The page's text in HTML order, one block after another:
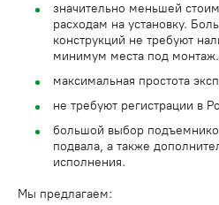
значительно меньшей
расходам на установку.
конструкций не требуют
минимум места под монтаж.
максимальная простота
не требуют регистрации в
большой выбор
подвала, а также
исполнения.
Мы предлагаем: